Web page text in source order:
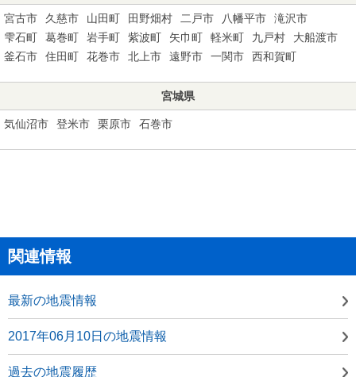
宮古市 久慈市 山田町 田野畑村 二戸市 八幡平市
滝沢市
雫石町
葛巻町 岩手町 紫波町 矢巾町 軽米町 九戸村
大船渡市
釜石市
住田町 花巻市 北上市 遠野市 一関市 西和賀町
宮城県
気仙沼市 登米市 栗原市 石巻市
関連情報
最新の地震情報
2017年06月10日の地震情報
過去の地震履歴